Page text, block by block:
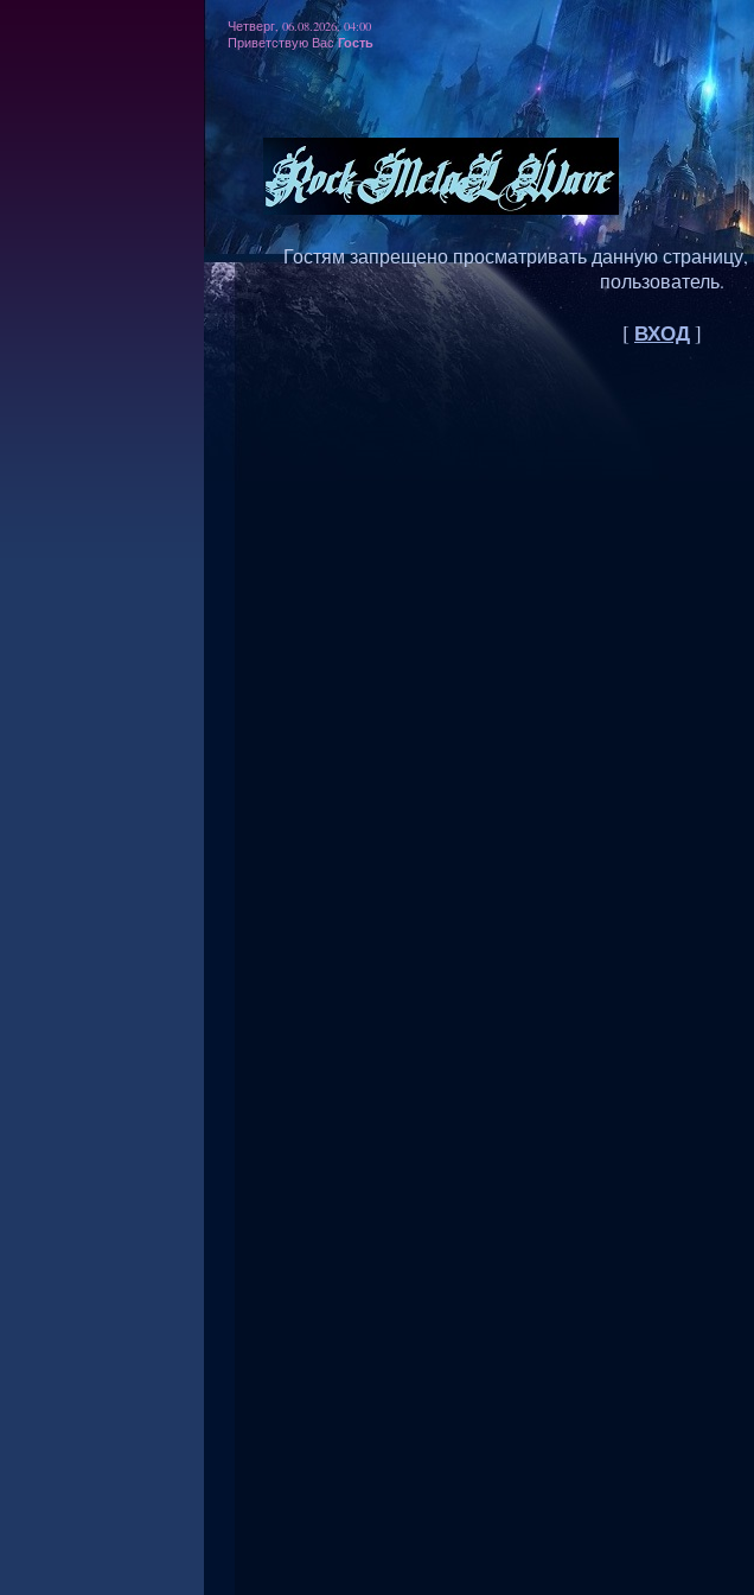
Четверг, 06.08.2026, 04:00
Приветствую Вас Гость
Гостям запрещено просматривать данную страницу,
пользователь.
[ ВХОД]